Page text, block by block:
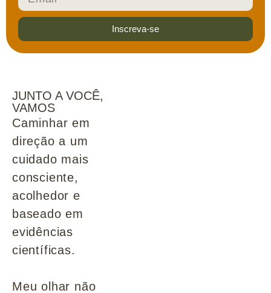
Inscreva-se
JUNTO A VOCÊ,
VAMOS
Caminhar em
direção a um
cuidado mais
consciente,
acolhedor e
baseado em
evidências
científicas.
Meu olhar não